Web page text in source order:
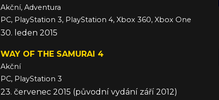
Akční, Adventura
PC, PlayStation 3, PlayStation 4, Xbox 360, Xbox One
30. leden 2015
WAY OF THE SAMURAI 4
Akční
PC, PlayStation 3
23. červenec 2015 (původní vydání září 2012)